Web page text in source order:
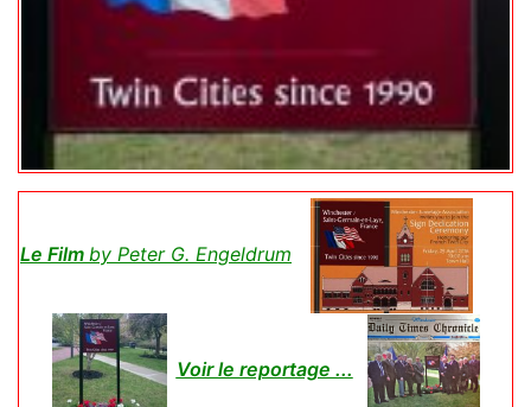
Le Film by Peter G. Engeldrum
Voir le reportage ...